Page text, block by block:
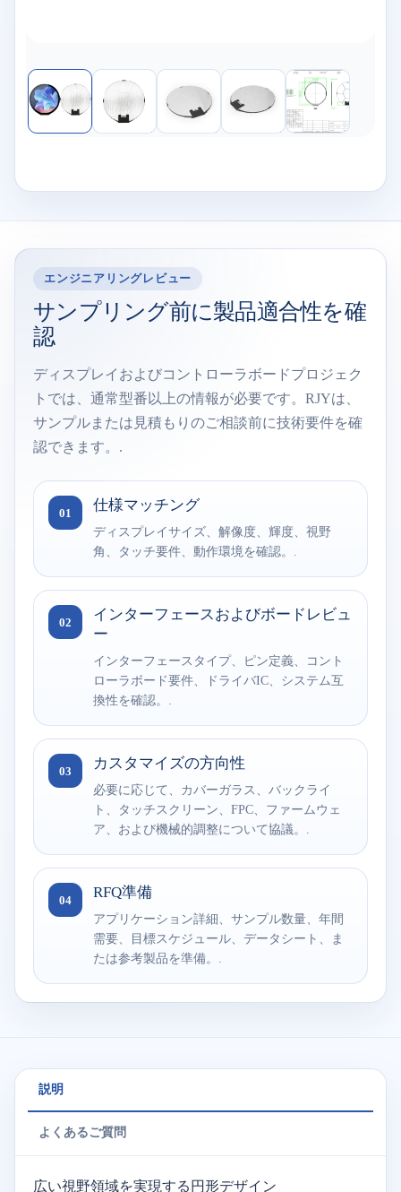
エンジニアリングレビュー
サンプリング前に製品適合性を確
認
ディスプレイおよびコントローラボードプロジェク
トでは、通常型番以上の情報が必要です。RJYは、
サンプルまたは見積もりのご相談前に技術要件を確
認できます。.
01 仕様マッチング
ディスプレイサイズ、解像度、輝度、視野
角、タッチ要件、動作環境を確認。.
02
インターフェースおよびボードレビュ
ー
インターフェースタイプ、ピン定義、コント
ローラボード要件、ドライバIC、システム互
換性を確認。.
03 カスタマイズの方向性
必要に応じて、カバーガラス、バックライ
ト、タッチスクリーン、FPC、ファームウェ
ア、および機械的調整について協議。.
04 RFQ準備
アプリケーション詳細、サンプル数量、年間
需要、目標スケジュール、データシート、ま
たは参考製品を準備。.
説明
よくあるご質問
広い視野領域を実現する円形デザイン